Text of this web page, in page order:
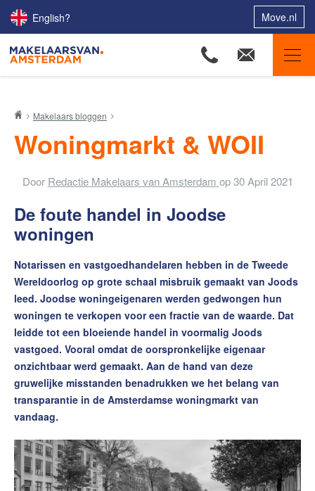
English? Move.nl
Ons aanbod
Woningzoekers
Huis verkopen
Uw huis verhuren
Onze diensten
Contact
Word jij onze nieuwe makelaar?
Woning Waarde Adviesdagen
De waarde van uw woning
Blog
De Amsterdamse woningmarkt
verandert
Makelaars bloggen
Woningmarkt & WOII
Door Redactie Makelaars van Amsterdam op30 April 2021
De foute handel in Joodse
woningen
Notarissen en vastgoedhandelaren hebben in de Tweede
Wereldoorlog op grote schaal misbruik gemaakt van Joods
leed. Joodse woningeigenaren werden gedwongen hun
woningen te verkopen voor een fractie van de waarde. Dat
leidde tot een bloeiende handel in voormalig Joods
vastgoed. Vooral omdat de oorspronkelijke eigenaar
onzichtbaar werd gemaakt. Aan de hand van deze
gruwelijke misstanden benadrukken we het belang van
transparantie in de Amsterdamse woningmarkt van
vandaag.